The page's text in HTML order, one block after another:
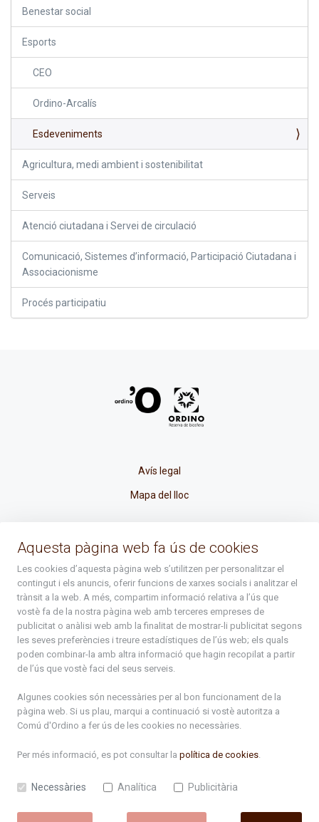
Benestar social
Esports
CEO
Ordino-Arcalís
Esdeveniments
Agricultura, medi ambient i sostenibilitat
Serveis
Atenció ciutadana i Servei de circulació
Comunicació, Sistemes d’informació, Participació Ciutadana i
Associacionisme
Procés participatiu
Avís legal
Mapa del lloc
atenciociutadana@ordino.ad
+376 878 100
De Dl. a Dv. : de 8 a 16h (els divendres a partir de l'1 de juny
fins al divendres de la setmana de Meritxell : de 8 a 14h)
Rep tota l'actualitat del Comú d'Ordino en el teu correu
Subscriu-te
Aquesta pàgina web fa ús de cookies
Les cookies d’aquesta pàgina web s’utilitzen per personalitzar el
contingut i els anuncis, oferir funcions de xarxes socials i analitzar el
trànsit a la web. A més, compartim informació relativa a l’ús que
vostè fa de la nostra pàgina web amb terceres empreses de
publicitat o anàlisi web amb la finalitat de mostrar-li publicitat segons
les seves preferències i treure estadístiques de l’ús web; els quals
poden combinar-la amb altra informació que hagin recopilat a partir
de l’ús que vostè faci del seus serveis.
Algunes cookies són necessàries per al bon funcionament de la
pàgina web. Si us plau, marqui a continuació si vostè autoritza a
Comú d'Ordino a fer ús de les cookies no necessàries.
Per més informació, es pot consultar la política de cookies.
Necessàries Analítica Publicitària